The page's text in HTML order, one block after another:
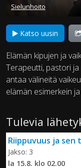
Sielunhoito
Katso uusin
Elämän kipujen ja
Terapeutti, pastori ja
antaa välineitä
elämän esimerkein
Tulevia
Riippuvuus ja sen
Jakso: 3
la 15.8. klo 02.00